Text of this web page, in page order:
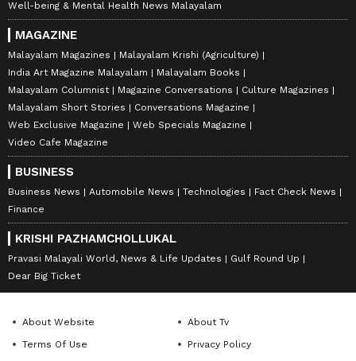
Well-being & Mental Health News Malayalam
MAGAZINE
Malayalam Magazines
Malayalam Krishi (Agriculture)
India Art Magazine Malayalam
Malayalam Books
Malayalam Columnist
Magazine Conversations
Culture Magazines
Malayalam Short Stories
Conversations Magazine
Web Exclusive Magazine
Web Specials Magazine
Video Cafe Magazine
BUSINESS
Business News Automobile News Technologies
Fact Check News
Finance
KRISHI PAZHAMCHOLLUKAL
Pravasi Malayali World, News & Life Updates
Gulf Round Up
Dear Big Ticket
About Website
About Tv
Terms Of Use
Privacy Policy